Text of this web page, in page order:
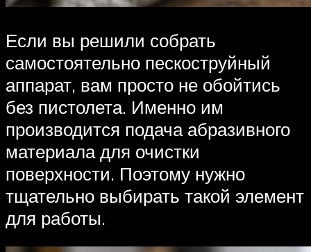
Если вы решили собрать
самостоятельно пескоструйный
аппарат, вам просто не обойтись
без пистолета. Именно им
производится подача абразивного
материала для очистки
поверхности. Поэтому нужно
тщательно выбирать такой элемент
для работы.